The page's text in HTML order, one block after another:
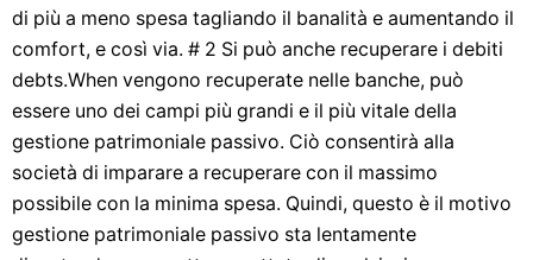
di più a meno spesa tagliando il banalità e aumentando il
comfort, e così via. # 2 Si può anche recuperare i debiti
debts.When vengono recuperate nelle banche, può
essere uno dei campi più grandi e il più vitale della
gestione patrimoniale passivo. Ciò consentirà alla
società di imparare a recuperare con il massimo
possibile con la minima spesa. Quindi, questo è il motivo
gestione patrimoniale passivo sta lentamente